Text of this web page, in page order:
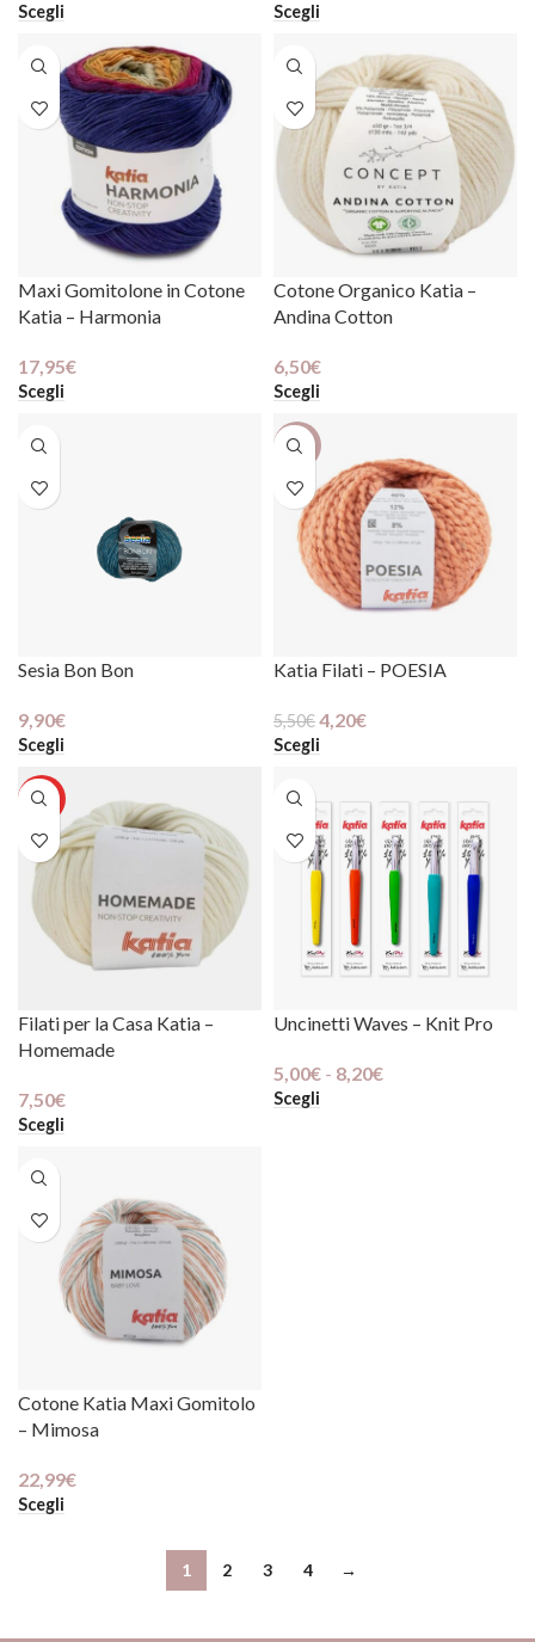
Cosa aspetti?
Ogni mese tante novità e promozioni pensate
Cliccando sul pulsante "iscrivimi" accetti la
Privacy
Scegli Scegli
Maxi Gomitolone in Cotone
Katia – Harmonia
17,95€
Scegli
Cotone Organico Katia –
Andina Cotton
6,50€
Scegli
Sesia Bon Bon
9,90€
Scegli
-24%
Katia Filati – POESIA
5,50€4,20€
Scegli
HOT
Filati per la Casa Katia –
Homemade
7,50€
Scegli
Uncinetti Waves – Knit Pro
5,00€ - 8,20€
Scegli
Cotone Katia Maxi Gomitolo
– Mimosa
22,99€
Scegli
1 2 3 4 →